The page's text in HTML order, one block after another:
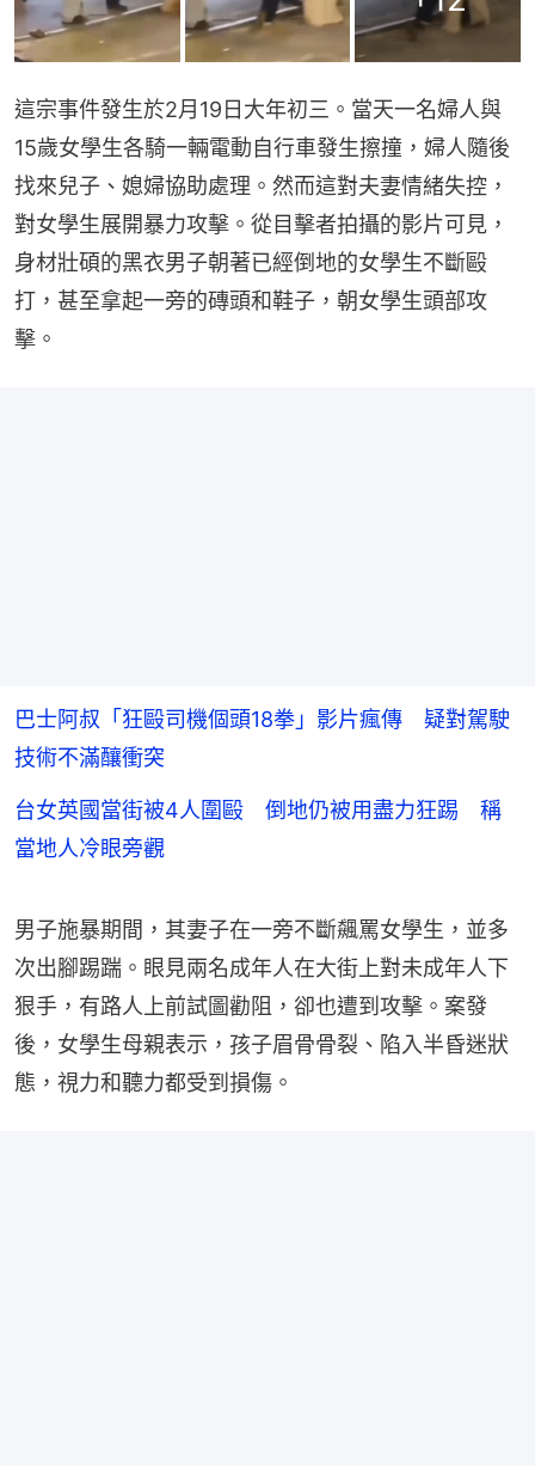
這宗事件發生於2月19日大年初三。當天一名婦人與
15歲女學生各騎一輛電動自行車發生擦撞，婦人隨後
找來兒子、媳婦協助處理。然而這對夫妻情緒失控，
對女學生展開暴力攻擊。從目擊者拍攝的影片可見，
身材壯碩的黑衣男子朝著已經倒地的女學生不斷毆
打，甚至拿起一旁的磚頭和鞋子，朝女學生頭部攻
擊。
巴士阿叔「狂毆司機個頭18拳」影片瘋傳 疑對駕駛
技術不滿釀衝突
台女英國當街被4人圍毆 倒地仍被用盡力狂踢 稱
當地人冷眼旁觀
男子施暴期間，其妻子在一旁不斷飆罵女學生，並多
次出腳踢踹。眼見兩名成年人在大街上對未成年人下
狠手，有路人上前試圖勸阻，卻也遭到攻擊。案發
後，女學生母親表示，孩子眉骨骨裂、陷入半昏迷狀
態，視力和聽力都受到損傷。